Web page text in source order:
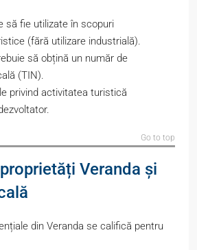
să fie utilizate în scopuri
(fără utilizare industrială).
să obțină un număr de
(TIN).
privind activitatea turistică
Go to top
Veranda și
din Veranda se califică pentru